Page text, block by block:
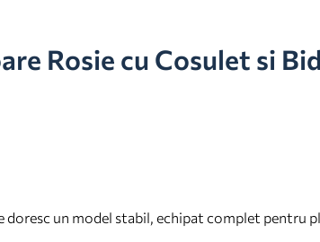
Rosie cu Cosulet si
doresc un model stabil, echipat complet pentru